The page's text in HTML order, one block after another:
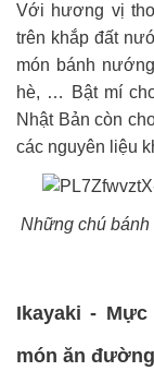
Với hương vị
trên khắp đất
món bánh
hè, … Bật mí
Nhật Bản còn
các nguyên liệu
Những chú
Ikayaki -
món ăn